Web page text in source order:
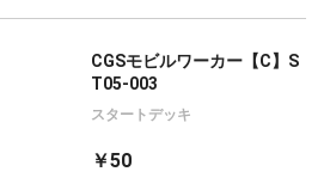
CGSモビルワーカー【C】S
T05-003
スタートデッキ
￥50